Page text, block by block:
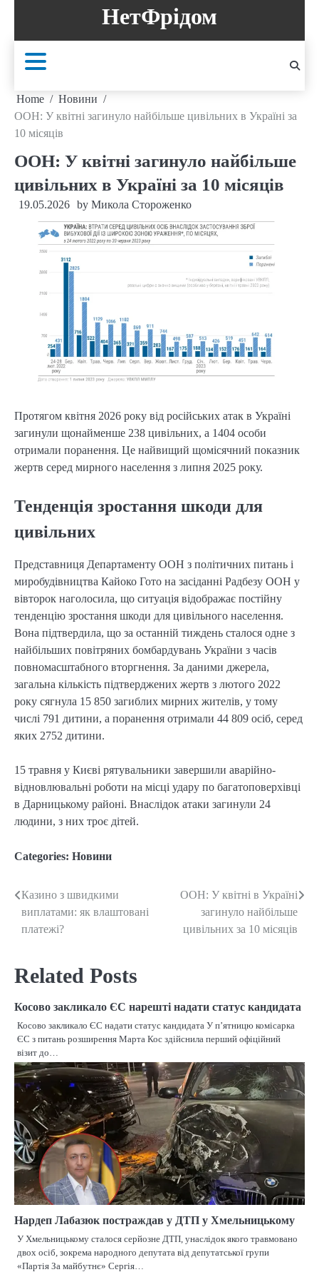
content
НетФрідом
Home
Новини
ООН: У квітні загинуло найбільше цивільних в Україні за
10 місяців
ООН: У квітні загинуло найбільше
цивільних в Україні за 10 місяців
19.05.2026 by Микола Стороженко
Протягом квітня 2026 року від російських атак в Україні
загинули щонайменше 238 цивільних, а 1404 особи
отримали поранення. Це найвищий щомісячний показник
жертв серед мирного населення з липня 2025 року.
Тенденція зростання шкоди для
цивільних
Представниця Департаменту ООН з політичних питань і
миробудівництва Кайоко Гото на засіданні Радбезу ООН у
вівторок наголосила, що ситуація відображає постійну
тенденцію зростання шкоди для цивільного населення.
Вона підтвердила, що за останній тиждень сталося одне з
найбільших повітряних бомбардувань України з часів
повномасштабного вторгнення. За даними джерела,
загальна кількість підтверджених жертв з лютого 2022
року сягнула 15 850 загиблих мирних жителів, у тому
числі 791 дитини, а поранення отримали 44 809 осіб, серед
яких 2752 дитини.
15 травня у Києві рятувальники завершили аварійно-
відновлювальні роботи на місці удару по багатоповерхівці
в Дарницькому районі. Внаслідок атаки загинули 24
людини, з них троє дітей.
Categories: Новини
Post
navigation
Казино з швидкими
виплатами: як влаштовані
платежі?
ООН: У квітні в Україні
загинуло найбільше
цивільних за 10 місяців
Related Posts
Косово закликало ЄС нарешті надати статус кандидата
Косово закликало ЄС надати статус кандидата У п’ятницю комісарка
ЄС з питань розширення Марта Кос здійснила перший офіційний
візит до…
Нардеп Лабазюк постраждав у ДТП у Хмельницькому
У Хмельницькому сталося серйозне ДТП, унаслідок якого травмовано
двох осіб, зокрема народного депутата від депутатської групи
«Партія За майбутнє» Сергія…